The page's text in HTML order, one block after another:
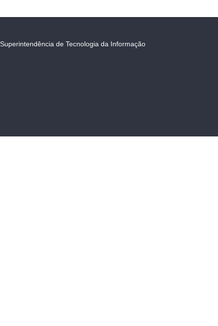
Superintendência de Tecnologia da Informação